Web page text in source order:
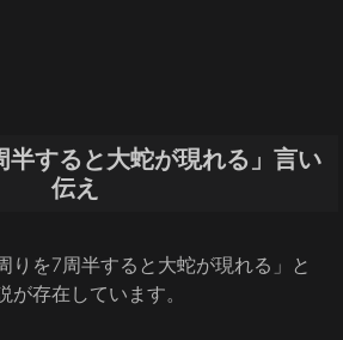
半すると大蛇が現れる」言い
伝え
りを7周半すると大蛇が現れる」と
存在しています。